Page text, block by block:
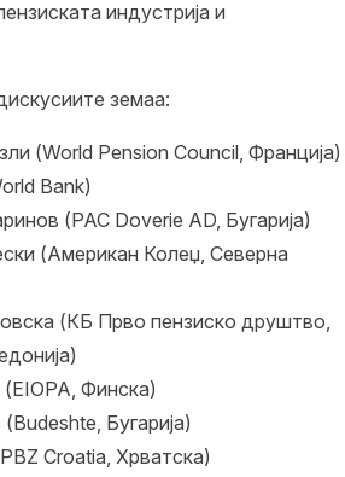
индустрија и
земаа:
(World Pension Council, Франција)
Bank)
(PAC Doverie AD, Бугарија)
(Американ Колеџ, Северна
(КБ Прво пензиско друштво,
Финска)
Бугарија)
Croatia, Хрватска)